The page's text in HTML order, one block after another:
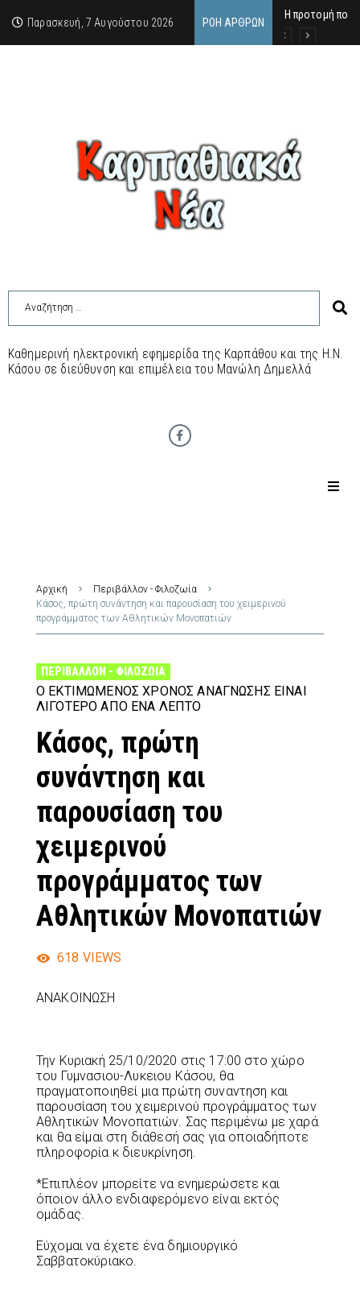
Παρασκευή, 7 Αυγούστου 2026 ΡΟΉ ΆΡΘΡΩΝ
Η προτομή που
Ο αιώνιος
Δικαστική
Καθημερινή ηλεκτρονική εφημερίδα της Καρπάθου και της Η.Ν.
Κάσου σε διεύθυνση και επιμέλεια του Μανώλη Δημελλά
Αρχική
Περιβάλλον - Φιλοζωία
Κάσος, πρώτη συνάντηση και παρουσίαση του χειμερινού
προγράμματος των Αθλητικών Μονοπατιών
ΠΕΡΙΒΆΛΛΟΝ - ΦΙΛΟΖΩΊΑ
Ο ΕΚΤΙΜΏΜΕΝΟΣ ΧΡΌΝΟΣ ΑΝΆΓΝΩΣΗΣ ΕΊΝΑΙ
ΛΙΓΌΤΕΡΟ ΑΠΌ ΈΝΑ ΛΕΠΤΌ
Κάσος, πρώτη
συνάντηση και
παρουσίαση του
χειμερινού
προγράμματος των
Αθλητικών Μονοπατιών
618 VIEWS
ΑΝΑΚΟΙΝΩΣΗ
Την Κυριακή 25/10/2020 στις 17:00 στο χώρο
του Γυμνασιου-Λυκειου Κάσου, θα
πραγματοποιηθεί μια πρώτη συναντηση και
παρουσίαση του χειμερινού προγράμματος των
Αθλητικών Μονοπατιών. Σας περιμένω με χαρά
και θα είμαι στη διάθεσή σας για οποιαδήποτε
πληροφορία κ διευκρίνηση.
*Επιπλέον μπορείτε να ενημερώσετε και
όποιον άλλο ενδιαφερόμενο είναι εκτός
ομάδας.
Εύχομαι να έχετε ένα δημιουργικό
Σαββατοκύριακο.